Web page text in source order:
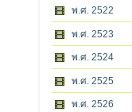
พ.ศ. 2522
พ.ศ. 2523
พ.ศ. 2524
พ.ศ. 2525
พ.ศ. 2526